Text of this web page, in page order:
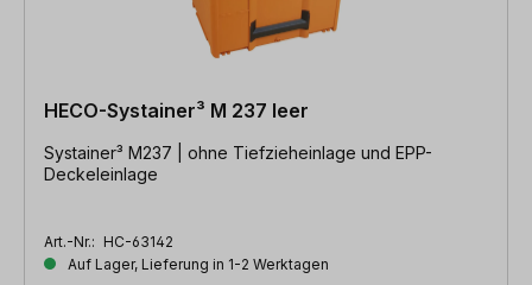
HECO-Systainer³ M 237 leer
Systainer³ M237 | ohne Tiefzieheinlage und EPP-
Deckeleinlage
Art.-Nr.: HC-63142
Auf Lager, Lieferung in 1-2 Werktagen